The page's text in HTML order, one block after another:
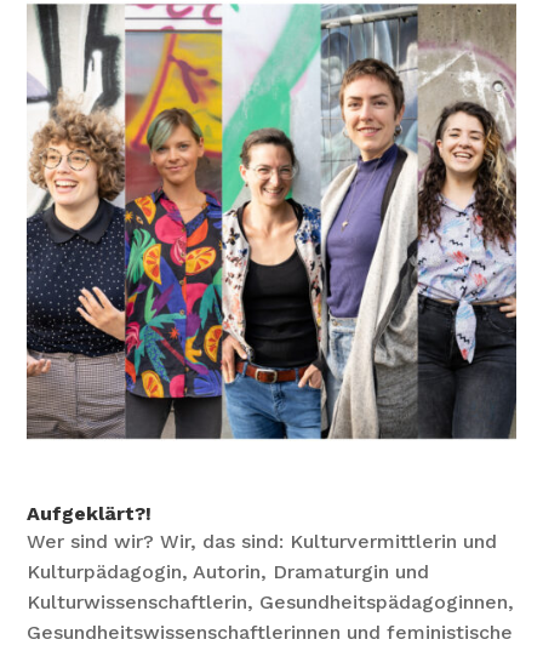
Aufgeklärt?!
Wer sind wir? Wir, das sind: Kulturvermittlerin und
Kulturpädagogin, Autorin, Dramaturgin und
Kulturwissenschaftlerin, Gesundheitspädagoginnen,
Gesundheitswissenschaftlerinnen und feministische